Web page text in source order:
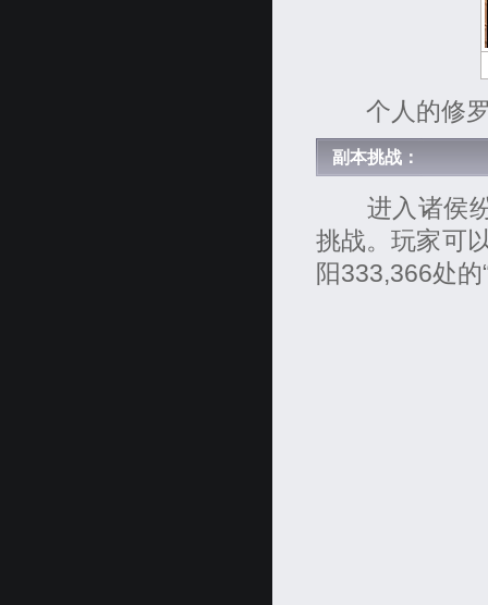
个人的修罗
副本挑战：
进入诸侯纷
挑战。玩家可
阳333,366处